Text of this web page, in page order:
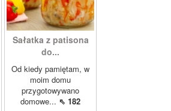
Sałatka z patisona
do...
Od kiedy pamiętam, w
moim domu
przygotowywano
domowe... ⇖ 182